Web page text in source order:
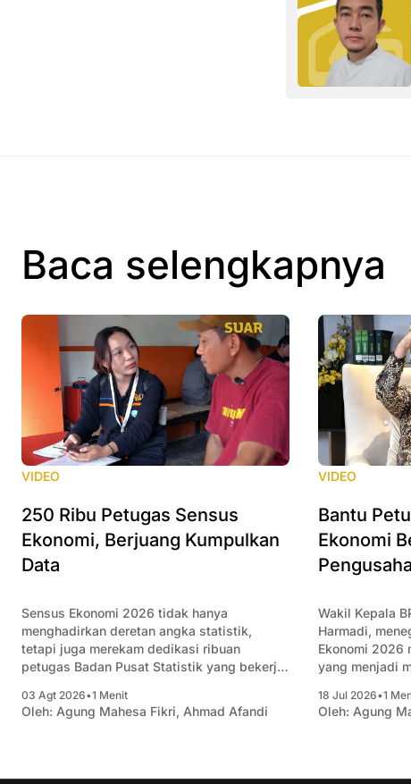
Baca selengkapnya
VIDEO
250 Ribu Petugas Sensus
Ekonomi, Berjuang Kumpulkan
Data
Sensus Ekonomi 2026 tidak hanya
menghadirkan deretan angka statistik,
tetapi juga merekam dedikasi ribuan
petugas Badan Pusat Statistik yang bekerja
jenis usaha di seluruh Indonesia, mulai dari
usaha rumahan, UMKM, hingga perusahaan
03 Agt 2026•1 Menit
Oleh: Agung Mahesa Fikri, Ahmad Afandi
VIDEO
Bantu
Ekonomi
Wakil Kepala
Harmadi,
Ekonomi 2026
yang menjadi
menghasilkan
dan struktur
18 Jul 2026•1
Oleh: Agung